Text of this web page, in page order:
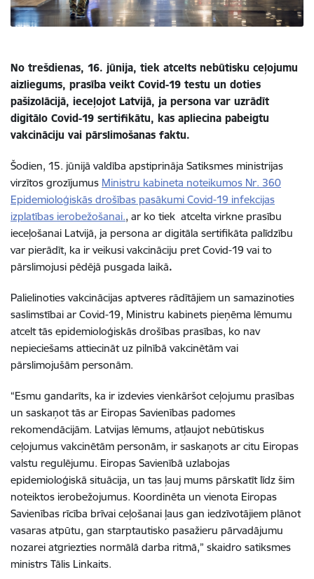
No trešdienas, 16. jūnija, tiek atcelts nebūtisku ceļojumu
aizliegums, prasība veikt Covid-19 testu un doties
pašizolācijā, ieceļojot Latvijā, ja persona var uzrādīt
digitālo Covid-19 sertifikātu, kas apliecina pabeigtu
vakcināciju vai pārslimošanas faktu.
Šodien, 15. jūnijā valdība apstiprināja Satiksmes ministrijas
virzītos grozījumus Ministru kabineta noteikumos Nr. 360
Epidemioloģiskās drošības pasākumi Covid-19 infekcijas
izplatības ierobežošanai., ar ko tiek atcelta virkne prasību
ieceļošanai Latvijā, ja persona ar digitāla sertifikāta palīdzību
var pierādīt, ka ir veikusi vakcināciju pret Covid-19 vai to
pārslimojusi pēdējā pusgada laikā.
Palielinoties vakcinācijas aptveres rādītājiem un samazinoties
saslimstībai ar Covid-19, Ministru kabinets pieņēma lēmumu
atcelt tās epidemioloģiskās drošības prasības, ko nav
nepieciešams attiecināt uz pilnībā vakcinētām vai
pārslimojušām personām.
“Esmu gandarīts, ka ir izdevies vienkāršot ceļojumu prasības
un saskaņot tās ar Eiropas Savienības padomes
rekomendācijām. Latvijas lēmums, atļaujot nebūtiskus
ceļojumus vakcinētām personām, ir saskaņots ar citu Eiropas
valstu regulējumu. Eiropas Savienībā uzlabojas
epidemioloģiskā situācija, un tas ļauj mums pārskatīt līdz šim
noteiktos ierobežojumus. Koordinēta un vienota Eiropas
Savienības rīcība brīvai ceļošanai ļaus gan iedzīvotājiem plānot
vasaras atpūtu, gan starptautisko pasažieru pārvadājumu
nozarei atgriezties normālā darba ritmā,” skaidro satiksmes
ministrs Tālis Linkaits.